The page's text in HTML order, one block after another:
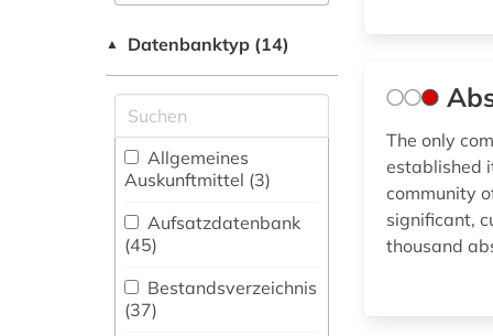
Vermessungswesen
(32)
Biologie,
Biotechnologie (31)
Buch- und
Bibliothekswesen,
Informationswissenschaft
(35)
abkommen (1)
abolitionismus (1)
african studies (2)
afrika (11)
afrikaforschung (2)
afrikanistik (2)
afrikastudien (2)
▲ Datenbanktyp (14)
Allgemeines
Auskunftmittel (3)
Aufsatzdatenbank
(45)
Bestandsverzeichnis
(37)
The only
established
community
significant,
thousand